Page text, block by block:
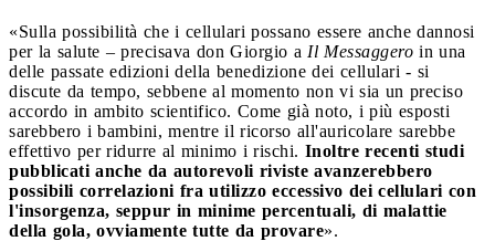
«Sulla possibilità che i cellulari possano essere anche dannosi
per la salute – precisava don Giorgio a Il Messaggero in una
delle passate edizioni della benedizione dei cellulari - si
discute da tempo, sebbene al momento non vi sia un preciso
accordo in ambito scientifico. Come già noto, i più esposti
sarebbero i bambini, mentre il ricorso all'auricolare sarebbe
effettivo per ridurre al minimo i rischi. Inoltre recenti studi
pubblicati anche da autorevoli riviste avanzerebbero
possibili correlazioni fra utilizzo eccessivo dei cellulari con
l'insorgenza, seppur in minime percentuali, di malattie
della gola, ovviamente tutte da provare».